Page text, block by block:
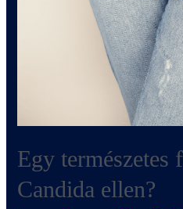
Egy természetes
Candida ellen?